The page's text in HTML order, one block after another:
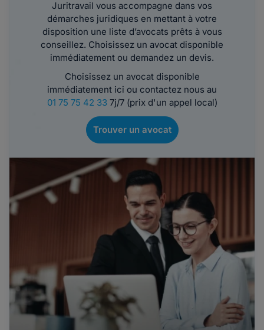
Juritravail vous accompagne dans vos
démarches juridiques en mettant à votre
disposition une liste d’avocats prêts à vous
conseillez. Choisissez un avocat disponible
immédiatement ou demandez un devis.
Choisissez un avocat disponible
immédiatement ici ou contactez nous au
01 75 75 42 337j/7 (prix d'un appel local)
Trouver un avocat